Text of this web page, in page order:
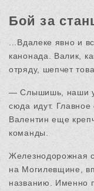
Бой за
...Вдалеке явно и
канонада. Валик,
отряду, шепчет
— Слышишь, наши
сюда идут.
Валентин еще
команды.
Железнодорожная
на Могилевщине,
названию. Именно